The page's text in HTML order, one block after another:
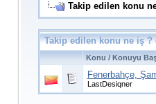
Takip edilen konu
Takip edilen konu ne iş ?
Konu / Konuyu
Fenerbahçe,
LastDesiqner